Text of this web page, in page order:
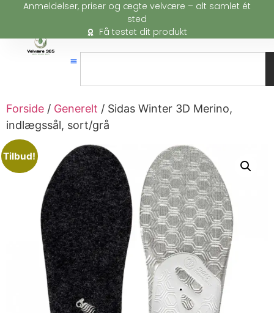
Anmeldelser, priser og ægte velvære – alt samlet ét
sted
Få testet dit produkt
Forside / Generelt / Sidas Winter 3D Merino,
indlægssål, sort/grå
Tilbud!